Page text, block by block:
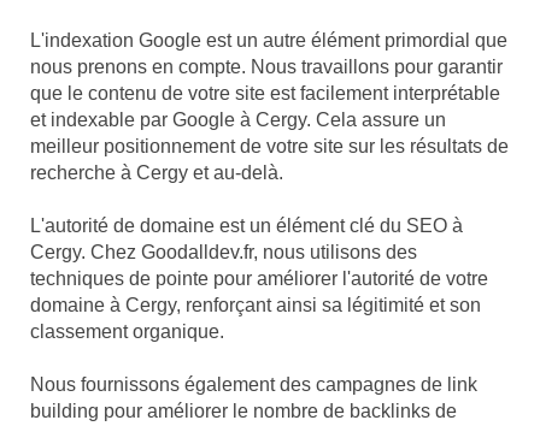
L'indexation Google est un autre élément primordial que
nous prenons en compte. Nous travaillons pour garantir
que le contenu de votre site est facilement interprétable
et indexable par Google à Cergy. Cela assure un
meilleur positionnement de votre site sur les résultats de
recherche à Cergy et au-delà.
L'autorité de domaine est un élément clé du SEO à
Cergy. Chez Goodalldev.fr, nous utilisons des
techniques de pointe pour améliorer l'autorité de votre
domaine à Cergy, renforçant ainsi sa légitimité et son
classement organique.
Nous fournissons également des campagnes de link
building pour améliorer le nombre de backlinks de